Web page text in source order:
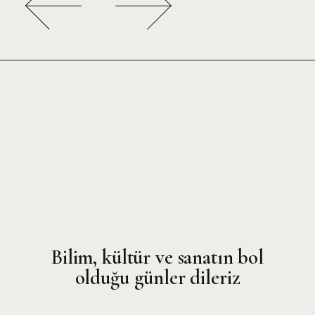
Bilim, kültür ve sanatın bol
olduğu günler dileriz